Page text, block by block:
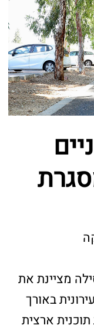
במסגרת
ירוקה
המסילה מציינת את
עירונית באורך
,במסגרת תוכנית ארצית
תחבורה ירוקה
חיפה
מוצקין וחברת חוצה
את שביל
בעיר. זהו שלב
בטוחה, ירוקה
המאי"ץ (מסופים,
משרד התחבורה